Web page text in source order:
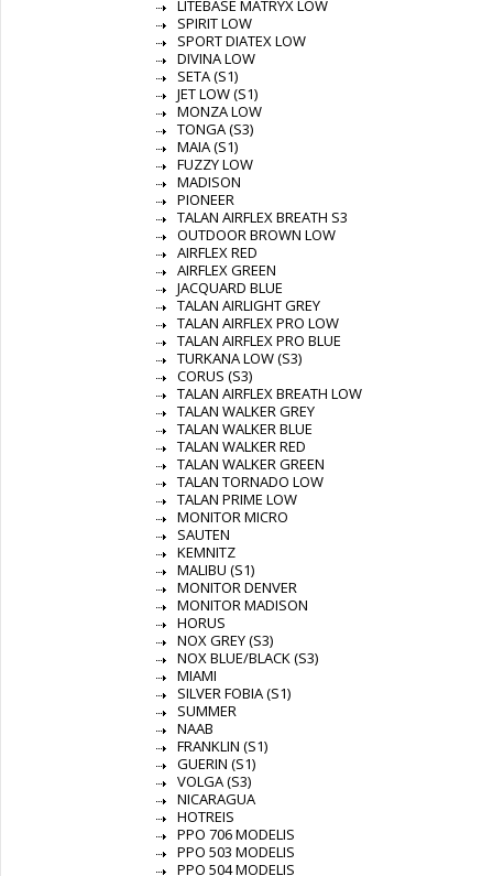
LITEBASE MATRYX LOW
SPIRIT LOW
SPORT DIATEX LOW
DIVINA LOW
SETA (S1)
JET LOW (S1)
MONZA LOW
TONGA (S3)
MAIA (S1)
FUZZY LOW
MADISON
PIONEER
TALAN AIRFLEX BREATH S3
OUTDOOR BROWN LOW
AIRFLEX RED
AIRFLEX GREEN
JACQUARD BLUE
TALAN AIRLIGHT GREY
TALAN AIRFLEX PRO LOW
TALAN AIRFLEX PRO BLUE
TURKANA LOW (S3)
CORUS (S3)
TALAN AIRFLEX BREATH LOW
TALAN WALKER GREY
TALAN WALKER BLUE
TALAN WALKER RED
TALAN WALKER GREEN
TALAN TORNADO LOW
TALAN PRIME LOW
MONITOR MICRO
SAUTEN
KEMNITZ
MALIBU (S1)
MONITOR DENVER
MONITOR MADISON
HORUS
NOX GREY (S3)
NOX BLUE/BLACK (S3)
MIAMI
SILVER FOBIA (S1)
SUMMER
NAAB
FRANKLIN (S1)
GUERIN (S1)
VOLGA (S3)
NICARAGUA
HOTREIS
PPO 706 MODELIS
PPO 503 MODELIS
PPO 504 MODELIS